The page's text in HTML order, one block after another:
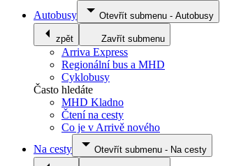
Autobusy
Otevřít submenu - Autobusy
zpět Zavřít submenu
Arriva Express
Regionální bus a MHD
Cyklobusy
Často hledáte
MHD Kladno
Čtení na cesty
Co je v Arrivě nového
Na cesty
Otevřít submenu - Na cesty